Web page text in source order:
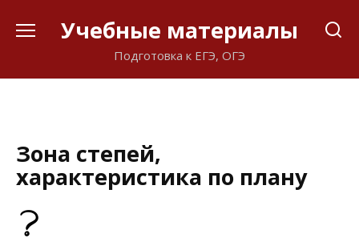
Учебные материалы
Подготовка к ЕГЭ, ОГЭ
Зона степей,
характеристика по плану